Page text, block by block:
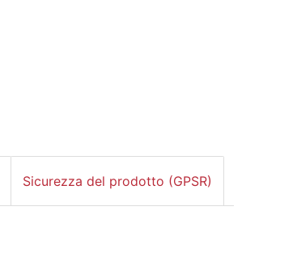
Sicurezza del prodotto (GPSR)